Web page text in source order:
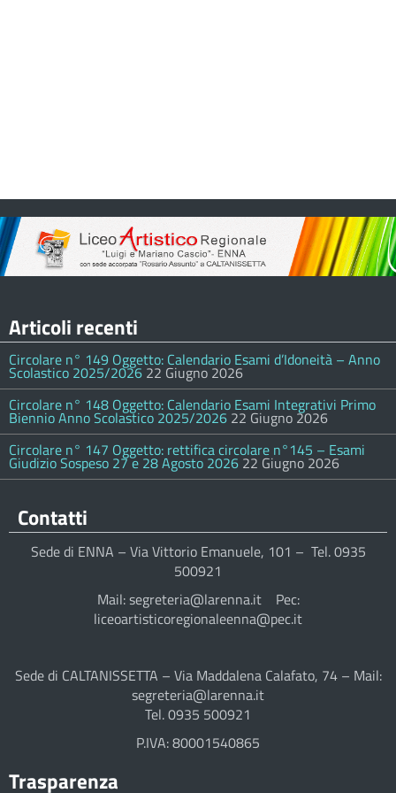
Articoli recenti
Circolare n° 149 Oggetto: Calendario Esami d’Idoneità – Anno
Scolastico 2025/2026 22 Giugno 2026
Circolare n° 148 Oggetto: Calendario Esami Integrativi Primo
Biennio Anno Scolastico 2025/2026 22 Giugno 2026
Circolare n° 147 Oggetto: rettifica circolare n°145 – Esami
Giudizio Sospeso 27 e 28 Agosto 2026 22 Giugno 2026
Contatti
Sede di ENNA – Via Vittorio Emanuele, 101 – Tel. 0935
500921
Mail: segreteria@larenna.it Pec:
liceoartisticoregionaleenna@pec.it
Sede di CALTANISSETTA – Via Maddalena Calafato, 74 – Mail:
segreteria@larenna.it
Tel. 0935 500921
P.IVA: 80001540865
Trasparenza